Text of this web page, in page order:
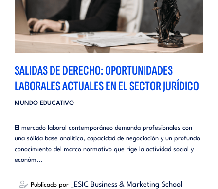
SALIDAS DE DERECHO: OPORTUNIDADES
LABORALES ACTUALES EN EL SECTOR JURÍDICO
MUNDO EDUCATIVO
El mercado laboral contemporáneo demanda profesionales con
una sólida base analítica, capacidad de negociación y un profundo
conocimiento del marco normativo que rige la actividad social y
económ...
Publicado por _ESIC Business & Marketing School